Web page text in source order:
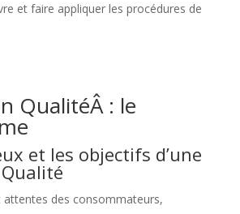
et faire appliquer les procédures de
QualitéÂ : le
et les objectifs d’une
attentes des consommateurs,